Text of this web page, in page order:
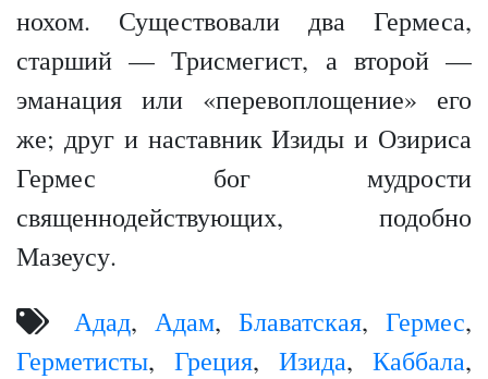
нохом. Существовали два Гермеса,
старший — Трисмегист, а второй —
эманация или «перевоплощение» его
же; друг и наставник Изиды и Озириса
Гермес бог мудрости
священнодействующих, подобно
Мазеусу.
Адад,Адам,Блаватская, Гермес,
Герметисты, Греция, Изида, Каббала,